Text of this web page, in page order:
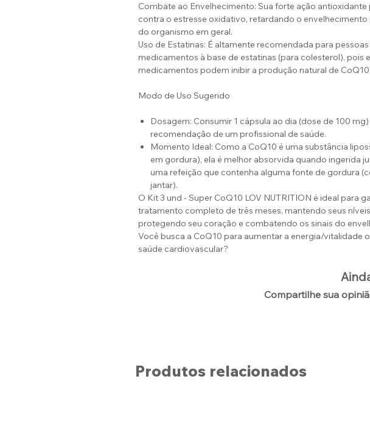
Combate ao Envelhecimento: Sua forte ação antioxidante
contra o estresse oxidativo, retardando o envelhecimento
do organismo em geral.
Uso de Estatinas: É altamente recomendada para
medicamentos à base de estatinas (para colesterol), pois
medicamentos podem inibir a produção natural de
Modo de Uso Sugerido
Dosagem: Consumir 1 cápsula ao dia (dose de 100
recomendação de um profissional de saúde.
Momento Ideal: Como a CoQ10 é uma substância
em gordura), ela é melhor absorvida quando ingerida
uma refeição que contenha alguma fonte de gordura
jantar).
O Kit 3 und - Super CoQ10 LOV NUTRITION é ideal para
tratamento completo de três meses, mantendo seus
protegendo seu coração e combatendo os sinais do
Você busca a CoQ10 para aumentar a energia/vitalidade
saúde cardiovascular?
Compartilhe sua
Produtos relacionados